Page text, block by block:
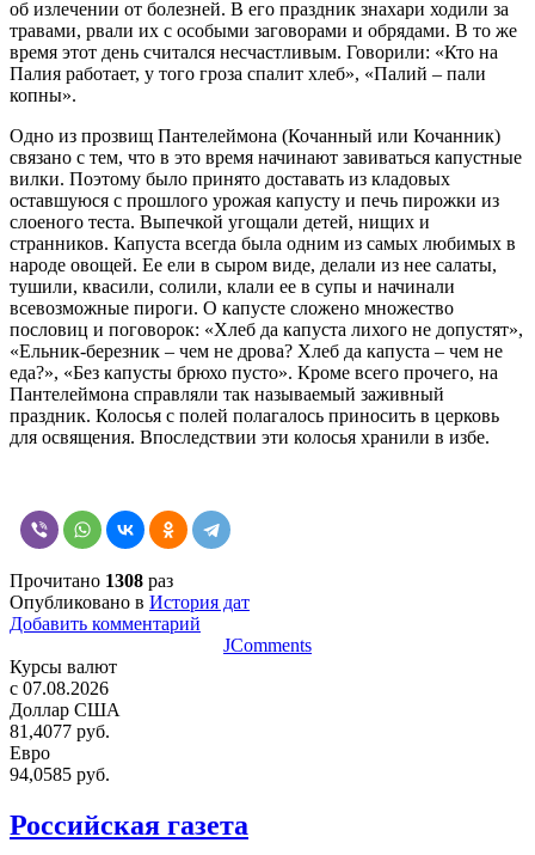
об излечении от болезней. В его праздник знахари ходили за
травами, рвали их с особыми заговорами и обрядами. В то же
время этот день считался несчастливым. Говорили: «Кто на
Палия работает, у того гроза спалит хлеб», «Палий – пали
копны».
Одно из прозвищ Пантелеймона (Кочанный или Кочанник)
связано с тем, что в это время начинают завиваться капустные
вилки. Поэтому было принято доставать из кладовых
оставшуюся с прошлого урожая капусту и печь пирожки из
слоеного теста. Выпечкой угощали детей, нищих и
странников. Капуста всегда была одним из самых любимых в
народе овощей. Ее ели в сыром виде, делали из нее салаты,
тушили, квасили, солили, клали ее в супы и начинали
всевозможные пироги. О капусте сложено множество
пословиц и поговорок: «Хлеб да капуста лихого не допустят»,
«Ельник-березник – чем не дрова? Хлеб да капуста – чем не
еда?», «Без капусты брюхо пусто». Кроме всего прочего, на
Пантелеймона справляли так называемый заживный
праздник. Колосья с полей полагалось приносить в церковь
для освящения. Впоследствии эти колосья хранили в избе.
Прочитано 1308 раз
Опубликовано в История дат
Добавить комментарий
JComments
Курсы валют
c 07.08.2026
Доллар США
81,4077 руб.
Евро
94,0585 руб.
Российская газета